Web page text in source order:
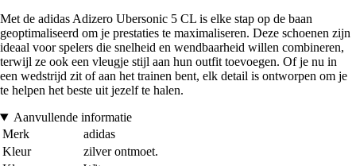
Met de adidas Adizero Ubersonic 5 CL is elke stap op de baan
geoptimaliseerd om je prestaties te maximaliseren. Deze schoenen zijn
ideaal voor spelers die snelheid en wendbaarheid willen combineren,
terwijl ze ook een vleugje stijl aan hun outfit toevoegen. Of je nu in
een wedstrijd zit of aan het trainen bent, elk detail is ontworpen om je
te helpen het beste uit jezelf te halen.
Aanvullende informatie
Merk
adidas
Kleur
zilver ontmoet.